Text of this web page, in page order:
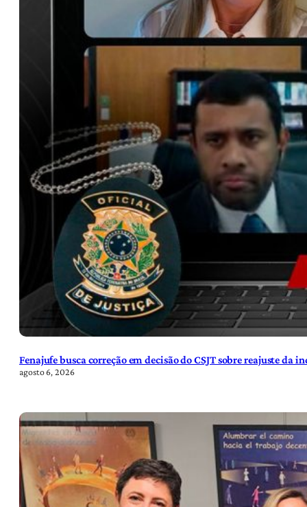
Fenajufe busca correção em decisão do CSJT sobre reajuste da
agosto 6, 2026